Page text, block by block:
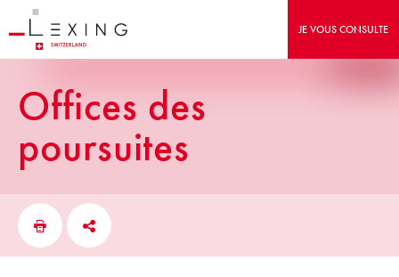
JE VOUS CONSULTE
Offices des
poursuites